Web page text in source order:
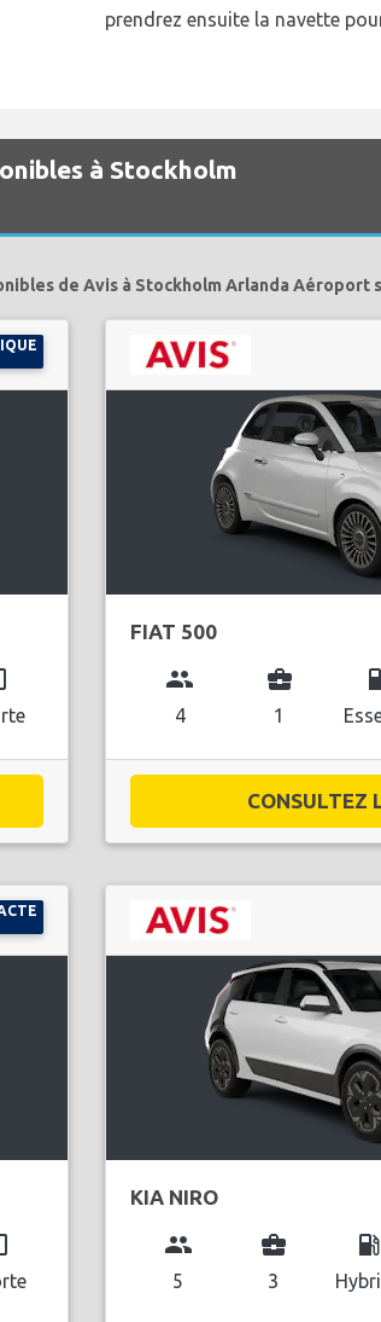
prendrez ensuite la navette
à Stockholm
de Avis à Stockholm Arlanda Aéroport
FIAT 500
group
4
business_center
1
CONSULTEZ
KIA NIRO
group
5
business_center
3
local_gas_station